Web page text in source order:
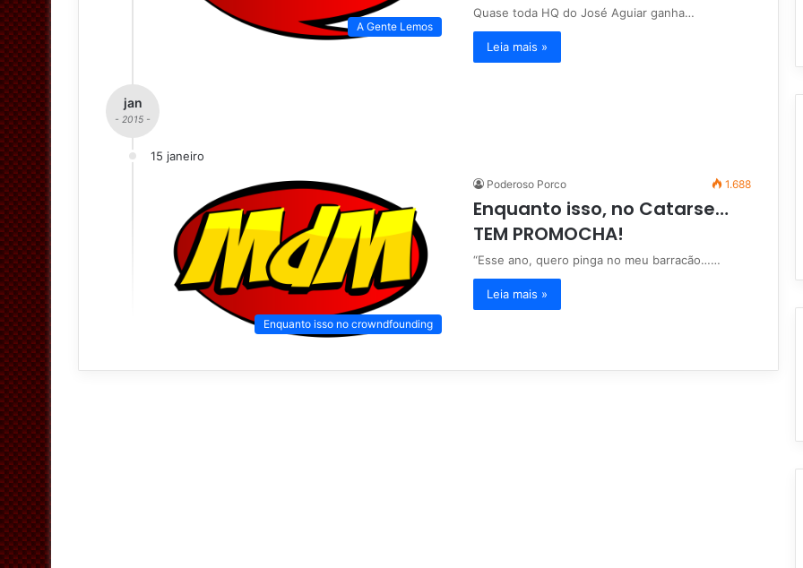
A Gente Lemos
Quase toda HQ do José Aguiar ganha…
Leia mais »
jan
- 2015 -
15 janeiro
Enquanto isso no crowndfounding
Poderoso Porco 1.688
Enquanto isso, no Catarse…
TEM PROMOCHA!
“Esse ano, quero pinga no meu barracão……
Leia mais »